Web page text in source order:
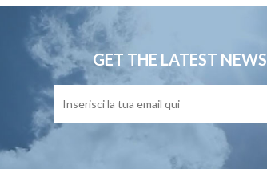
GET THE LATEST NEWS